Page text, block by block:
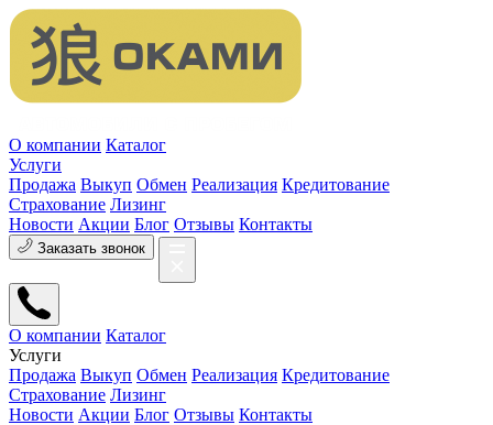
О компании Каталог
Услуги
Продажа Выкуп Обмен Реализация Кредитование
Страхование Лизинг
Новости Акции Блог Отзывы Контакты
Заказать звонок
О компании Каталог
Услуги
Продажа Выкуп Обмен Реализация Кредитование
Страхование Лизинг
Новости Акции Блог Отзывы Контакты